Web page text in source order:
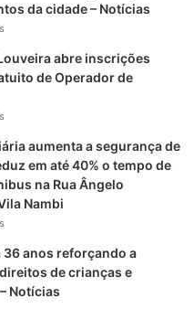
da cidade – Notícias
abre inscrições
de Operador de
aumenta a segurança de
em até 40% o tempo de
na Rua Ângelo
Nambi
36 anos reforçando a
de crianças e
Notícias